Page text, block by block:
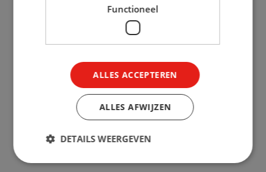
Netwerk & Infrastructuur
Cloud & software
Sectoren
Corporate
Functioneel
ALLES ACCEPTEREN
ALLES AFWIJZEN
DETAILS WEERGEVEN